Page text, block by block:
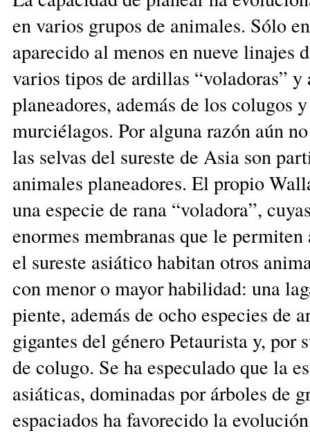
en varios grupos de animales. Sólo
aparecido al menos en nueve linajes
varios tipos de ardillas “voladoras” y
planeadores, además de los colugos
murciélagos. Por alguna razón aún
las selvas del sureste de Asia son
animales planeadores. El propio
una especie de rana “voladora”,
enor­mes membranas que le
el su­reste asiático habitan otros
con menor o mayor habilidad: una
piente, además de ocho especies de
gigantes del género Pe­tau­rista y, por
de colugo. Se ha especulado que la
asiáticas, do­minadas por árboles de
espaciados ha fa­vorecido la